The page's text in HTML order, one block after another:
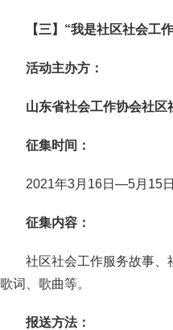
【三】“我是社区社会工
活动主办方：
山东省社会工作协会社区
征集时间：
2021年3月16日—5月15日
征集内容：
社区社会工作服务故事、
歌词、歌曲等。
报送方法：